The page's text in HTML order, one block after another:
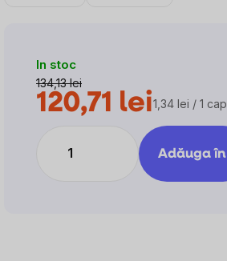
In stoc
134,13 lei
120,71 lei Evaluare
preţ:
1,34 lei / 1
Adăuga în